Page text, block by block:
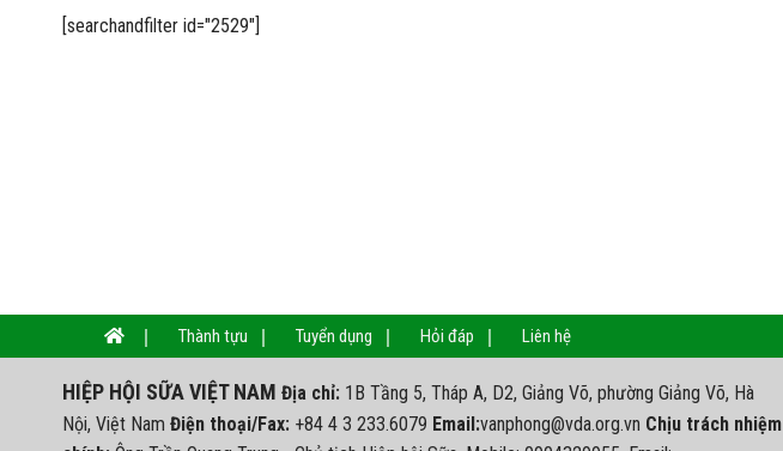
[searchandfilter id="2529"]
Thành tựu Tuyển dụng Hỏi đáp Liên hệ
HIỆP HỘI SỮA VIỆT NAM Địa chỉ: 1B Tầng 5, Tháp A, D2, Giảng Võ, phường Giảng Võ, Hà
Nội, Việt Nam Điện thoại/Fax: +84 4 3 233.6079 Email:vanphong@vda.org.vn Chịu trách nhiệm